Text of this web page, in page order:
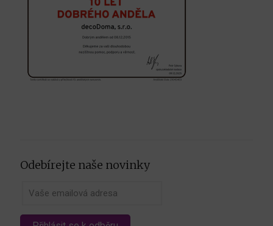
Odebírejte naše novinky